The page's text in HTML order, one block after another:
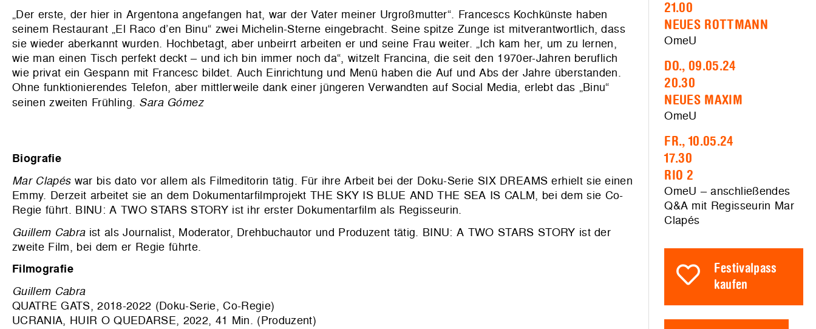
„Der erste, der hier in Argentona angefangen hat, war der Vater meiner Urgroßmutter“. Francescs Kochkünste haben
seinem Restaurant „El Raco d’en Binu“ zwei Michelin-Sterne eingebracht. Seine spitze Zunge ist mitverantwortlich, dass
sie wieder aberkannt wurden. Hochbetagt, aber unbeirrt arbeiten er und seine Frau weiter. „Ich kam her, um zu lernen,
wie man einen Tisch perfekt deckt – und ich bin immer noch da“, witzelt Francina, die seit den 1970er-Jahren beruflich
wie privat ein Gespann mit Francesc bildet. Auch Einrichtung und Menü haben die Auf und Abs der Jahre überstanden.
Ohne funktionierendes Telefon, aber mittlerweile dank einer jüngeren Verwandten auf Social Media, erlebt das „Binu“
seinen zweiten Frühling. Sara Gómez
Biografie
Mar Clapéswar bis dato vor allem als Filmeditorin tätig. Für ihre Arbeit bei der Doku-Serie SIX DREAMS erhielt sie einen
Emmy. Derzeit arbeitet sie an dem Dokumentarfilmprojekt THE SKY IS BLUE AND THE SEA IS CALM, bei dem sie Co-
Regie führt. BINU: A TWO STARS STORY ist ihr erster Dokumentarfilm als Regisseurin.
Guillem Cabraist als Journalist, Moderator, Drehbuchautor und Produzent tätig. BINU: A TWO STARS STORY ist der
zweite Film, bei dem er Regie führte.
Filmografie
Guillem Cabra
QUATRE GATS, 2018-2022 (Doku-Serie, Co-Regie)
UCRANIA, HUIR O QUEDARSE, 2022, 41 Min. (Produzent)
21.00
NEUES ROTTMANN
OmeU
DO., 09.05.24
20.30
NEUES MAXIM
OmeU
FR., 10.05.24
17.30
RIO 2
OmeU – anschließendes
Q&A mit Regisseurin Mar
Clapés
Festivalpass
kaufen